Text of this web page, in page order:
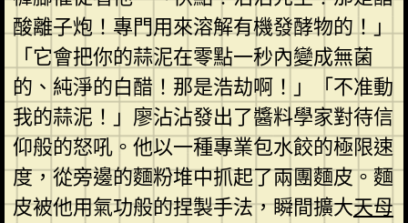
酸離子炮！專門用來溶解有機發酵物的！」
「它會把你的蒜泥在零點一秒內變成無菌
的、純淨的白醋！那是浩劫啊！」「不准動
我的蒜泥！」廖沾沾發出了醬料學家對待信
仰般的怒吼。他以一種專業包水餃的極限速
度，從旁邊的麵粉堆中抓起了兩團麵皮。麵
皮被他用氣功般的捏製手法，瞬間擴大天母